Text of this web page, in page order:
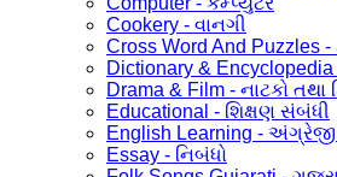
Cookery - વાનગી
Cross Word And Puzzles
Dictionary &
Drama & Film - નાટકો તથા
Educational - શિક્ષણ સંબંધી
English Learning - અંગ્રેજી
Essay - નિબંધો